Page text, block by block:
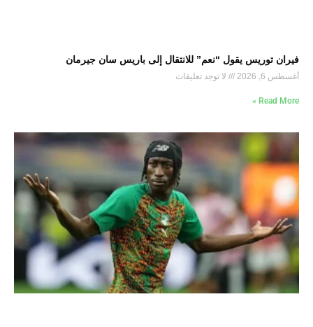
فيران توريس يقول “نعم” للانتقال إلى باريس سان جيرمان
أغسطس 6, 2026 لا توجد تعليقات
Read More »